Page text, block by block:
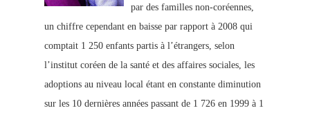
par des familles non-coréennes,
un chiffre cependant en baisse par rapport à 2008 qui
comptait 1 250 enfants partis à l’étrangers, selon
l’institut coréen de la santé et des affaires sociales, les
adoptions au niveau local étant en constante diminution
sur les 10 dernières années passant de 1 726 en 1999 à 1